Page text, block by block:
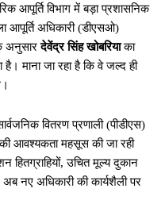
आपूर्ति विभाग में बड़ा प्रशासनिक
आपूर्ति अधिकारी (डीएसओ)
अनुसारदेवेंद्र सिंह खोबरियाका
है। माना जा रहा है कि वे जल्द ही
वितरण प्रणाली (पीडीएस)
की आवश्यकता महसूस की जा रही
उचित मूल्य दुकान
नए अधिकारी की कार्यशैली पर